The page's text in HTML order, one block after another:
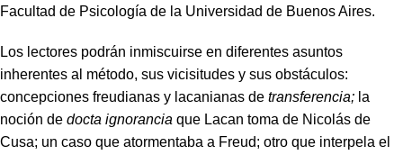
Facultad de Psicología de la Universidad de Buenos Aires.
Los lectores podrán inmiscuirse en diferentes asuntos
inherentes al método, sus vicisitudes y sus obstáculos:
concepciones freudianas y lacanianas de transferencia; la
noción de docta ignorancia que Lacan toma de Nicolás de
Cusa; un caso que atormentaba a Freud; otro que interpela el